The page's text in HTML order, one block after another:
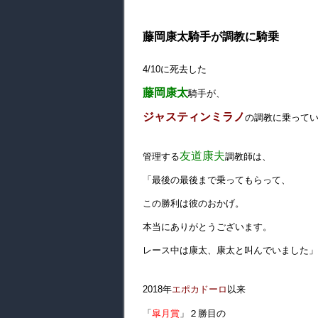
藤岡康太騎手が調教に騎乗
4/10に死去した
藤岡康太騎手が、
ジャスティンミラノの調教に乗って
管理する友道康夫調教師は、
「最後の最後まで乗ってもらって、
この勝利は彼のおかげ。
本当にありがとうございます。
レース中は康太、康太と叫んでいました」
2018年エポカドーロ 以来
「皐月賞 」２勝目の